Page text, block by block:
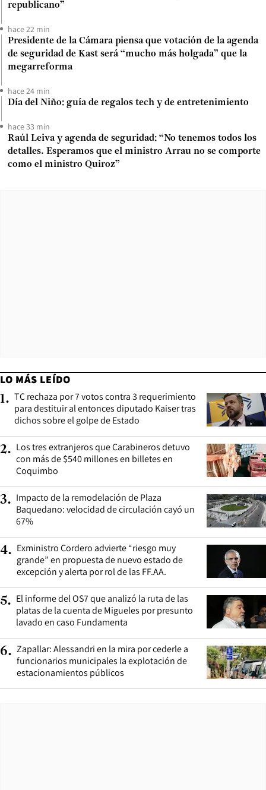
republicano”
hace 22 min
Presidente de la Cámara piensa que votación de la agenda
de seguridad de Kast será “mucho más holgada” que la
megarreforma
hace 24 min
Día del Niño: guía de regalos tech y de entretenimiento
hace 33 min
Raúl Leiva y agenda de seguridad: “No tenemos todos los
detalles. Esperamos que el ministro Arrau no se comporte
como el ministro Quiroz”
LO MÁS LEÍDO
1. TC rechaza por 7 votos contra 3 requerimiento
para destituir al entonces diputado Kaiser tras
dichos sobre el golpe de Estado
2. Los tres extranjeros que Carabineros detuvo
con más de $540 millones en billetes en
Coquimbo
3. Impacto de la remodelación de Plaza
Baquedano: velocidad de circulación cayó un
67%
4. Exministro Cordero advierte “riesgo muy
grande” en propuesta de nuevo estado de
excepción y alerta por rol de las FF.AA.
5. El informe del OS7 que analizó la ruta de las
platas de la cuenta de Migueles por presunto
lavado en caso Fundamenta
6. Zapallar: Alessandri en la mira por cederle a
funcionarios municipales la explotación de
estacionamientos públicos